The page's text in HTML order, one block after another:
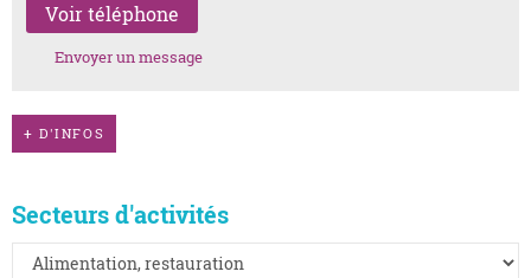
Voir téléphone
Envoyer un message
+ D'INFOS
Secteurs d'activités